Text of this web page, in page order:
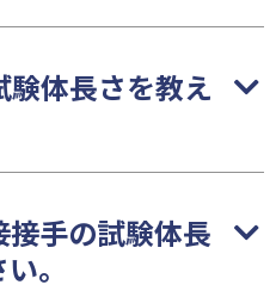
体長さを教え
手の試験体長
。